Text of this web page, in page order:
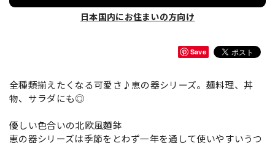
日本国内にお住まいの方向け
Save
全種類揃えたくなる可愛さ♪恵の器シリーズ。麺料理、丼
物、サラダにも◎
優しい色合いの北欧風麵鉢
恵の器シリーズは季節をとわず一年を通して使いやすいうつ